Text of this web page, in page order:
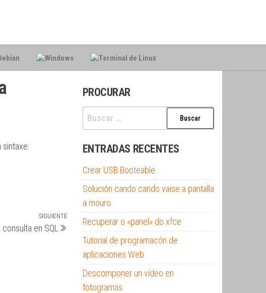
Siguiente
SIGUIENTE
en SQL
PROCURAR
Buscar:
ENTRADAS RECENTES
Crear USB Booteable
Solución cando cando vaise a pantalla
a mouro
Recuperar o «panel» do xfce
Tutorial de programacón de
aplicaciones Web
Descomponer un vídeo en
fotogramas